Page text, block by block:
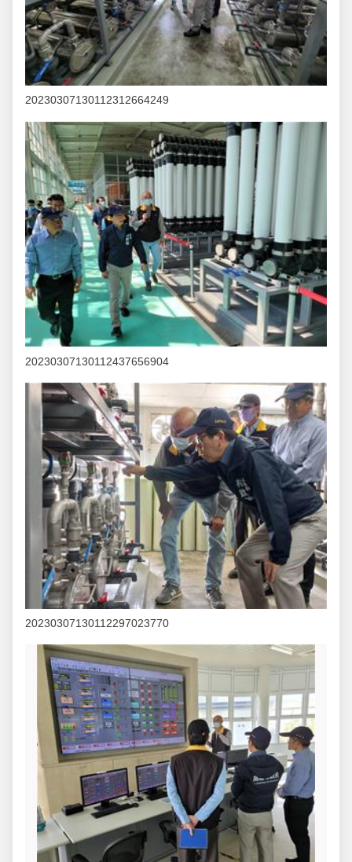
20230307130112312664249
20230307130112437656904
20230307130112297023770